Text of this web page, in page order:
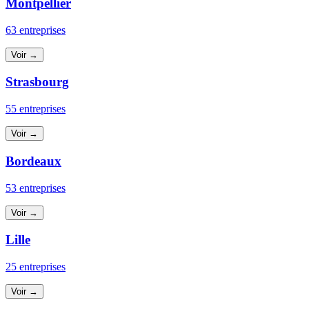
Montpellier
63 entreprises
Voir →
Strasbourg
55 entreprises
Voir →
Bordeaux
53 entreprises
Voir →
Lille
25 entreprises
Voir →